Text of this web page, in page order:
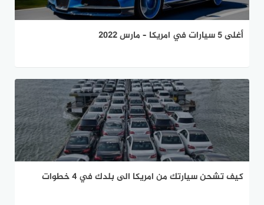
أغلى 5 سيارات في امريكا – مارس 2022
كيف تشحن سيارتك من امريكا الى بلدك في 4 خطوات